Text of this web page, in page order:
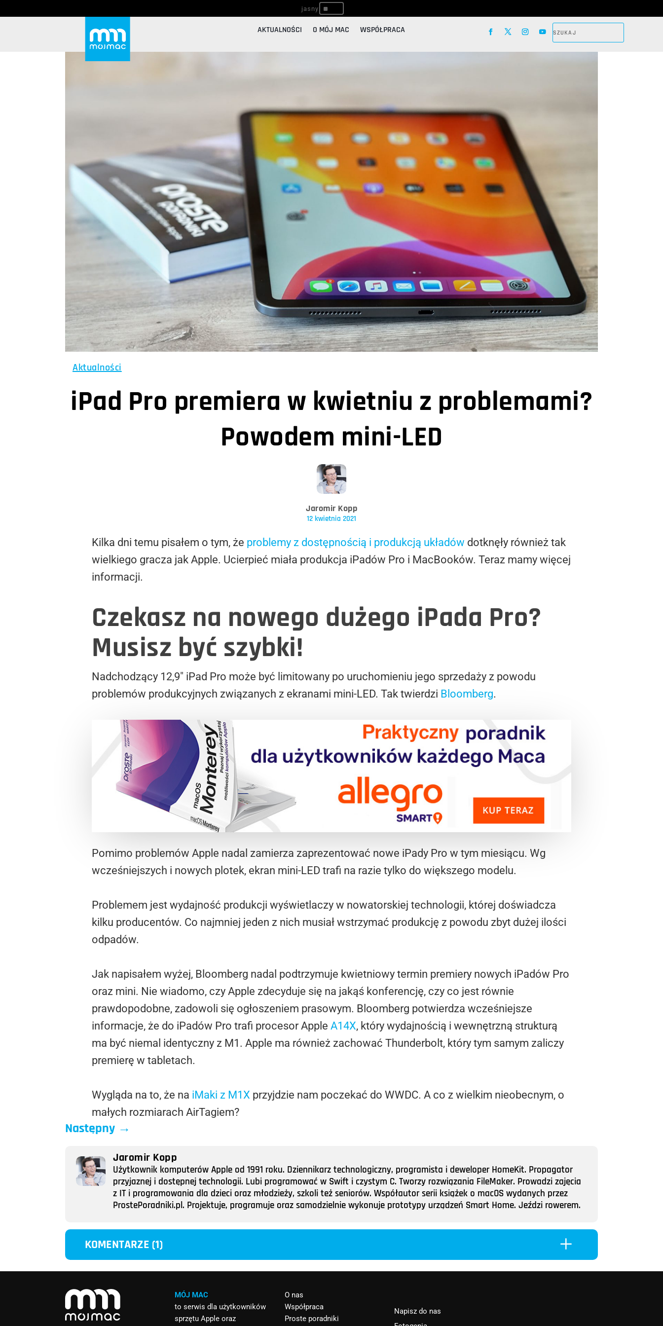
^
AKTUALNOŚCI O MÓJ MAC WSPÓŁPRACA
Aktualności
iPad Pro premiera w kwietniu z problemami?
Powodem mini-LED
Jaromir Kopp
12 kwietnia 2021
Kilka dni temu pisałem o tym, że problemy z dostępnością i produkcją układów dotknęły również tak
wielkiego gracza jak Apple. Ucierpieć miała produkcja iPadów Pro i MacBooków. Teraz mamy więcej
informacji.
Czekasz na nowego dużego iPada Pro?
Musisz być szybki!
Nadchodzący 12,9″ iPad Pro może być limitowany po uruchomieniu jego sprzedaży z powodu
problemów produkcyjnych związanych z ekranami mini-LED. Tak twierdzi Bloomberg.
Pomimo problemów Apple nadal zamierza zaprezentować nowe iPady Pro w tym miesiącu. Wg
wcześniejszych i nowych plotek, ekran mini-LED trafi na razie tylko do większego modelu.
Problemem jest wydajność produkcji wyświetlaczy w nowatorskiej technologii, której doświadcza
kilku producentów. Co najmniej jeden z nich musiał wstrzymać produkcję z powodu zbyt dużej ilości
odpadów.
Jak napisałem wyżej, Bloomberg nadal podtrzymuje kwietniowy termin premiery nowych iPadów Pro
oraz mini. Nie wiadomo, czy Apple zdecyduje się na jakąś konferencję, czy co jest równie
prawdopodobne, zadowoli się ogłoszeniem prasowym. Bloomberg potwierdza wcześniejsze
informacje, że do iPadów Pro trafi procesor Apple A14X, który wydajnością i wewnętrzną strukturą
ma być niemal identyczny z M1. Apple ma również zachować Thunderbolt, który tym samym zaliczy
premierę w tabletach.
Wygląda na to, że na iMaki z M1X przyjdzie nam poczekać do WWDC. A co z wielkim nieobecnym, o
małych rozmiarach AirTagiem?
Następny →
Jaromir Kopp
Użytkownik komputerów Apple od 1991 roku. Dziennikarz technologiczny, programista i deweloper HomeKit. Propagator
przyjaznej i dostępnej technologii. Lubi programować w Swift i czystym C. Tworzy rozwiązania FileMaker. Prowadzi zajęcia
z IT i programowania dla dzieci oraz młodzieży, szkoli też seniorów. Współautor serii książek o macOS wydanych przez
ProstePoradniki.pl. Projektuje, programuje oraz samodzielnie wykonuje prototypy urządzeń Smart Home. Jeździ rowerem.
KOMENTARZE (1) L
MÓJ MAC
to serwis dla użytkowników
sprzętu Apple oraz
O nas
Współpraca
Proste poradniki
Napisz do nas